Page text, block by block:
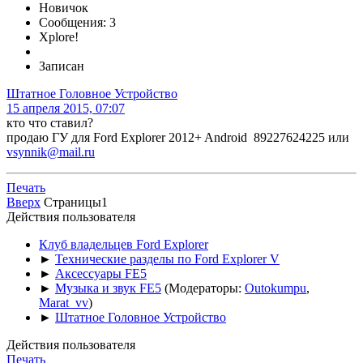
Новичок
Сообщения: 3
Xplore!
Записан
Штатное Головное Устройство
15 апреля 2015, 07:07
кто что ставил?
продаю ГУ для Ford Explorer 2012+ Android 89227624225 или
vsynnik@mail.ru
Печать
Вверх Страницы1
Действия пользователя
Клуб владельцев Ford Explorer
► Технические разделы по Ford Explorer V
► Аксессуары FE5
► Музыка и звук FE5 (Модераторы: Outokumpu,
Marat_vv)
► Штатное Головное Устройство
Действия пользователя
Печать